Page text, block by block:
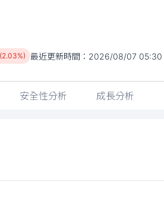
最近更新時間： 2026/08/07 05:30
安全性分析 成長分析